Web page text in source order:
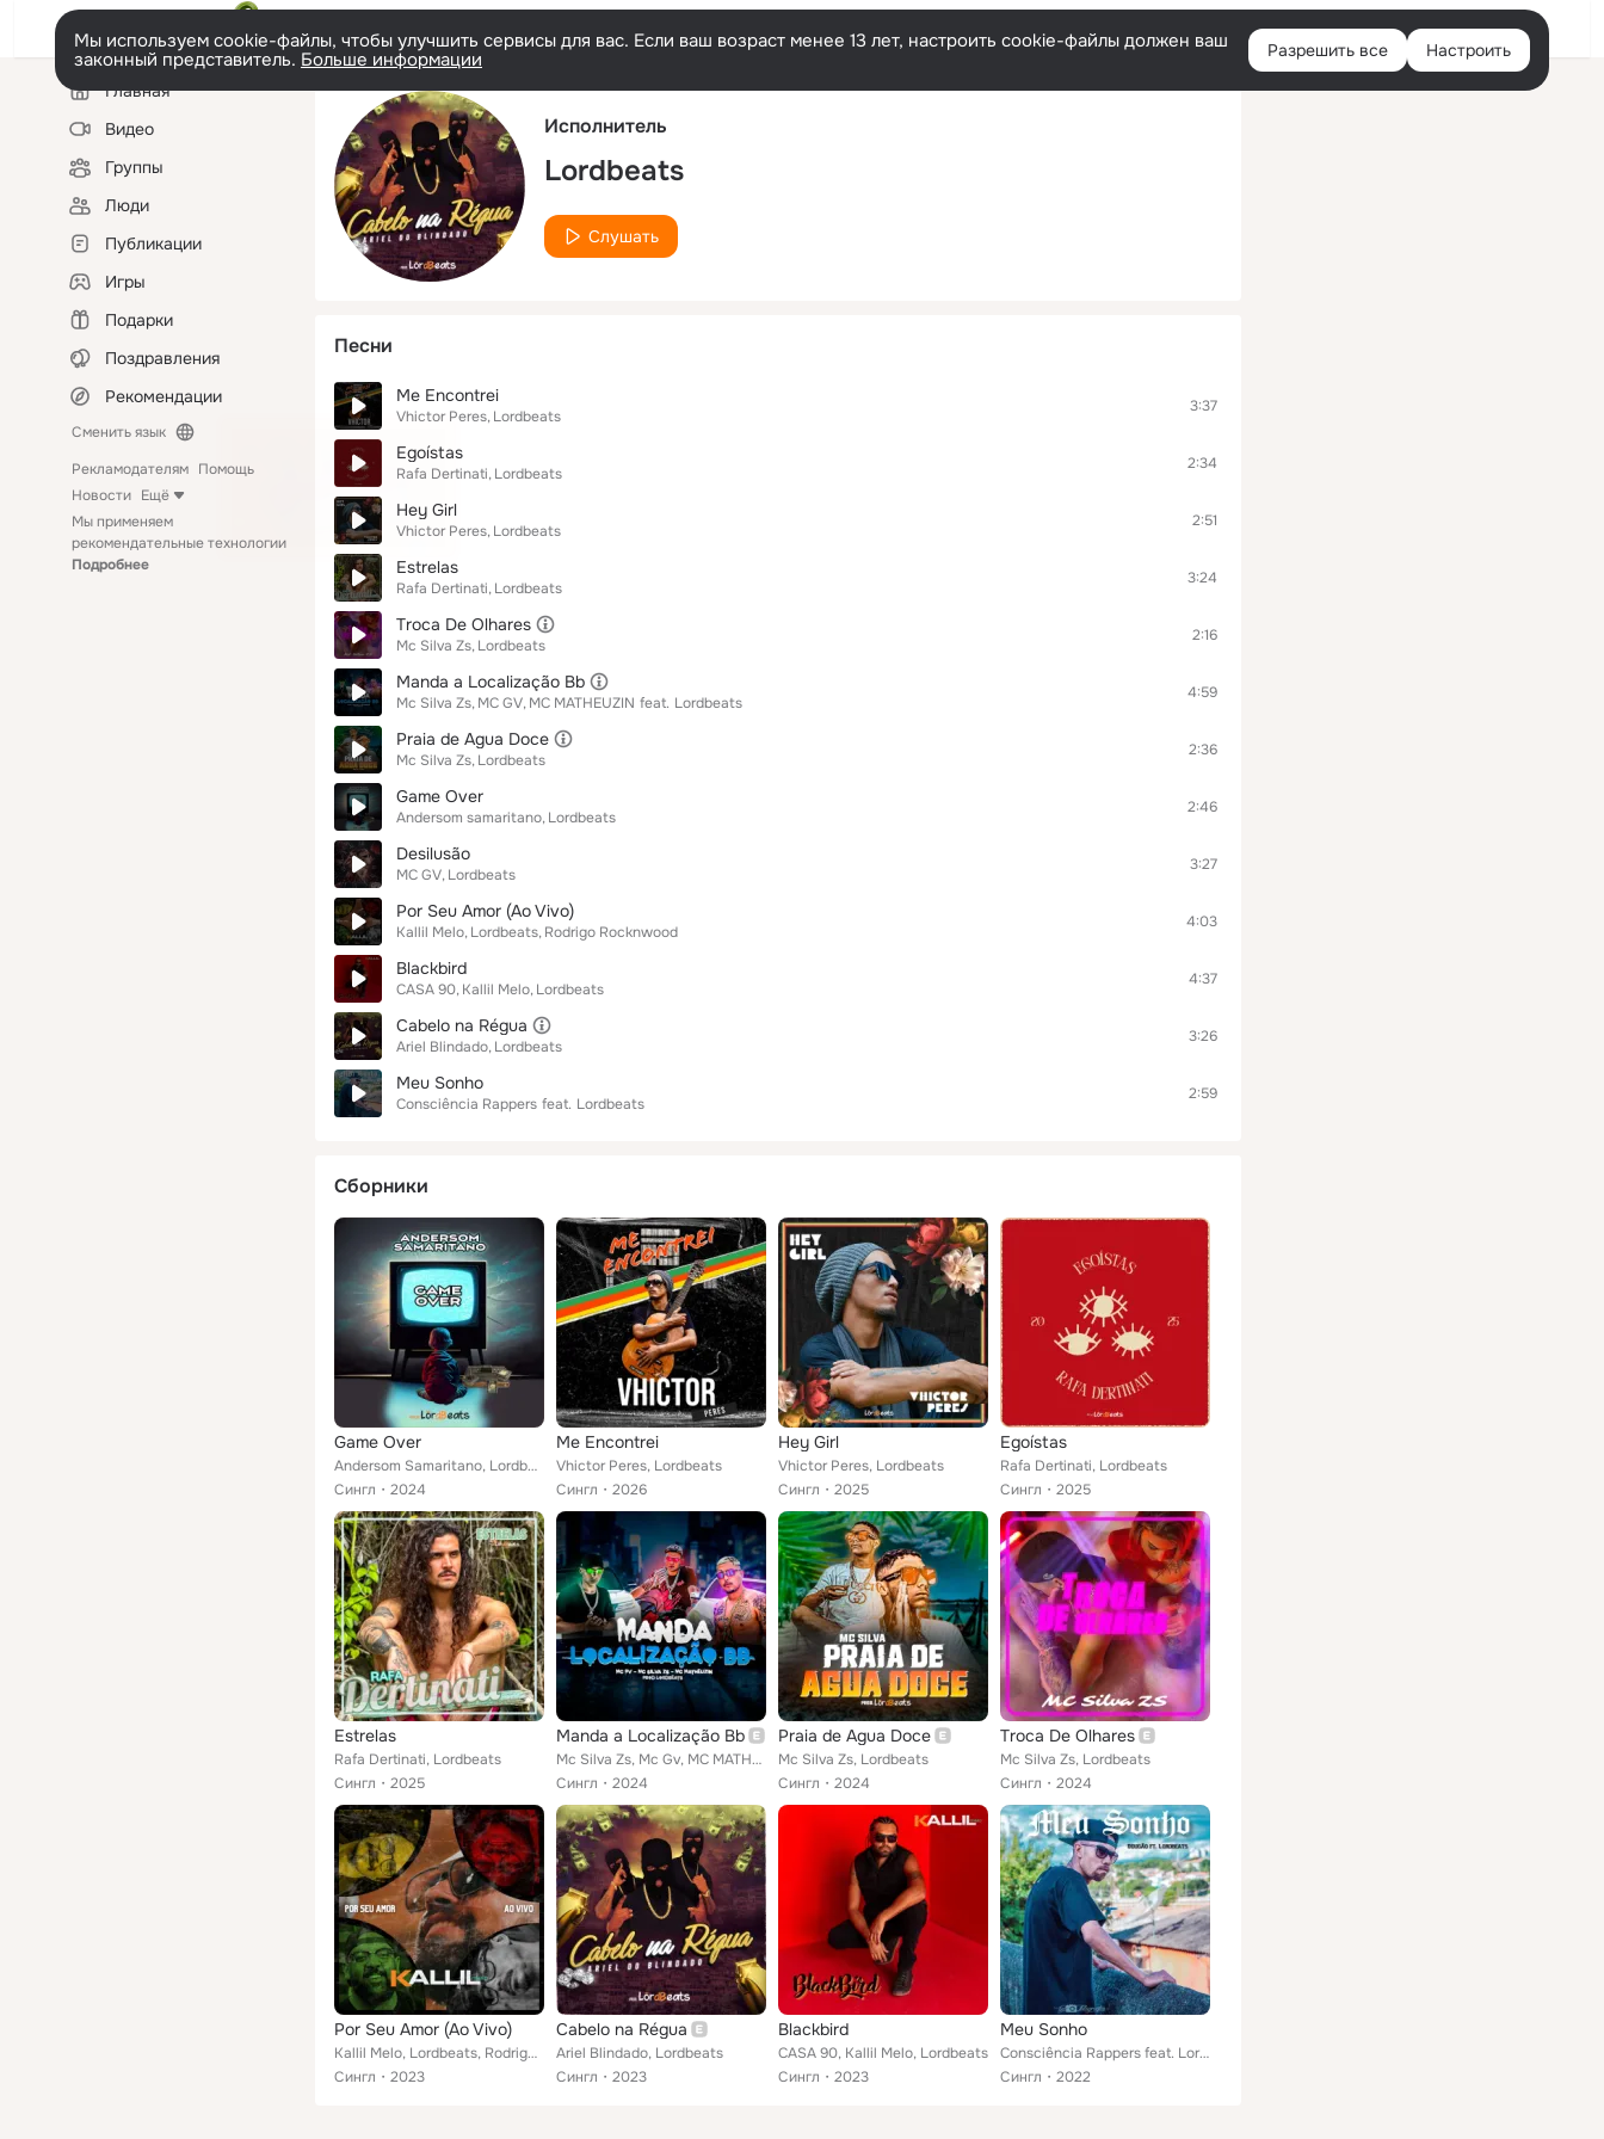
Русский Войти
Мы используем cookie-файлы, чтобы улучшить сервисы для вас. Если ваш возраст менее 13 лет, настроить cookie-файлы должен ваш
законный представитель. Больше информации Разрешить все Настроить
Левая
колонкаГлавная
Видео
Группы
Люди
Публикации
Игры
Подарки
Поздравления
Рекомендации
Сменить язык
Рекламодателям Помощь
Новости Ещё
Мы применяем
рекомендательные технологии
Подробнее
Исполнитель
Lordbeats
Слушать
Песни
Me Encontrei
Vhictor Peres Lordbeats
3:37
Egoístas
Rafa Dertinati Lordbeats
2:34
Hey Girl
Vhictor Peres Lordbeats
2:51
Estrelas
Rafa Dertinati Lordbeats
3:24
Troca De Olhares
Mc Silva Zs Lordbeats
2:16
Manda a Localização Bb
Mc Silva Zs MC GV MC MATHEUZIN feat. Lordbeats
4:59
Praia de Agua Doce
Mc Silva Zs Lordbeats
2:36
Game Over
Andersom samaritano Lordbeats
2:46
Desilusão
MC GV Lordbeats
3:27
Por Seu Amor (Ao Vivo)
Kallil Melo Lordbeats Rodrigo Rocknwood
4:03
Blackbird
CASA 90 Kallil Melo Lordbeats
4:37
Cabelo na Régua
Ariel Blindado Lordbeats
3:26
Meu Sonho
Consciência Rappers feat. Lordbeats
2:59
Сборники
Game Over
Andersom Samaritano, Lordbeats
Сингл
2024
Me Encontrei
Vhictor Peres, Lordbeats
Сингл
2026
Hey Girl
Vhictor Peres, Lordbeats
Сингл
2025
Egoístas
Rafa Dertinati, Lordbeats
Сингл
2025
Estrelas
Rafa Dertinati, Lordbeats
Сингл
2025
Manda a Localização Bb
Mc Silva Zs, Mc Gv, MC MATHEUZIN feat. Lordbeats
Сингл
2024
Praia de Agua Doce
Mc Silva Zs, Lordbeats
Сингл
2024
Troca De Olhares
Mc Silva Zs, Lordbeats
Сингл
2024
Por Seu Amor (Ao Vivo)
Kallil Melo, Lordbeats, Rodrigo Rocknwood
Сингл
2023
Cabelo na Régua
Ariel Blindado, Lordbeats
Сингл
2023
Blackbird
CASA 90, Kallil Melo, Lordbeats
Сингл
2023
Meu Sonho
Consciência Rappers feat. Lordbeats
Сингл
2022